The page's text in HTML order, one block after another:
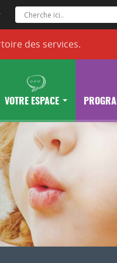
des services.
VOTRE ESPACE